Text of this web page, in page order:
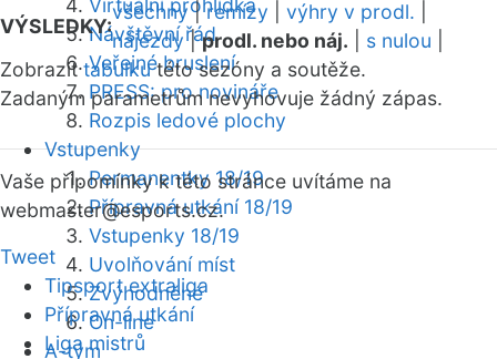
Virtuální prohlídka
Návštěvní řád
Veřejné bruslení
PRESS: pro novináře
Rozpis ledové plochy
Vstupenky
Permanentky 18/19
Přípravná utkání 18/19
Vstupenky 18/19
Uvolňování míst
Zvýhodněné
On-line
A-tým
VÝSLEDKY:
všechny|remízy výhry v prodl.
nájezdy|prodl. nebo náj. s nulou
Zobrazittabulkutéto sezóny a soutěže.
Zadaným parametrům nevyhovuje žádný zápas.
Vaše připomínky k této stránce uvítáme na
webmaster@esports.cz.
Tweet
Tipsport extraliga
Přípravná utkání
Liga mistrů